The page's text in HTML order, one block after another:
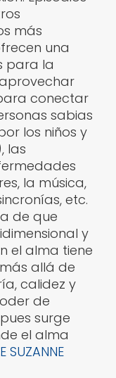
más
una
para la
conectar
sabias
los niños y
las
la música,
etc.
de que
y
el alma tiene
allá de
calidez y
de
surge
el alma
SUZANNE